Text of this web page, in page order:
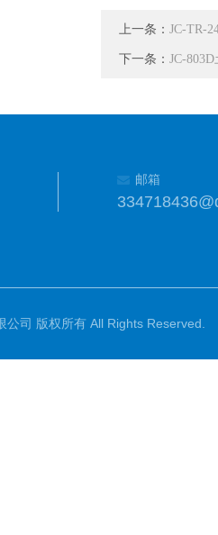
上一条： JC-TR-
下一条： JC-
邮箱
司 版权所有 All Rights Reserved.